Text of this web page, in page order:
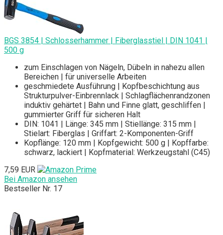
BGS 3854 | Schlosserhammer | Fiberglasstiel | DIN 1041 |
500 g
zum Einschlagen von Nägeln, Dübeln in nahezu allen
Bereichen | für universelle Arbeiten
geschmiedete Ausführung | Kopfbeschichtung aus
Strukturpulver-Einbrennlack | Schlagflächenrandzonen
induktiv gehärtet | Bahn und Finne glatt, geschliffen |
gummierter Griff für sicheren Halt
DIN: 1041 | Länge: 345 mm | Stiellänge: 315 mm |
Stielart: Fiberglas | Griffart: 2-Komponenten-Griff
Kopflänge: 120 mm | Kopfgewicht: 500 g | Kopffarbe:
schwarz, lackiert | Kopfmaterial: Werkzeugstahl (C45)
7,59 EUR
Bei Amazon ansehen
Bestseller Nr. 17